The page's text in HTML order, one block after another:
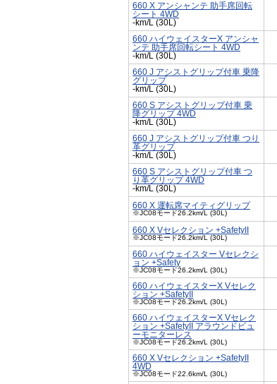
660 X アンシャンテ 助手席回転
シート 4WD
-km/L (30L)
660 ハイウェイスターX アンシャ
ンテ 助手席回転シート 4WD
-km/L (30L)
660 J アシストグリップ付車 乗降
グリップ
-km/L (30L)
660 S アシストグリップ付車 乗
降グリップ 4WD
-km/L (30L)
660 J アシストグリップ付車 つり
革グリップ
-km/L (30L)
660 S アシストグリップ付車 つ
り革グリップ 4WD
-km/L (30L)
660 X 運転席マイティグリップ
※JC08モード26.2km/L (30L)
660 X Vセレクション +SafetyII
※JC08モード26.2km/L (30L)
660 ハイウェイスター Vセレクシ
ョン +Safety
※JC08モード26.2km/L (30L)
660 ハイウェイスターX Vセレク
ション +SafetyII
※JC08モード26.2km/L (30L)
660 ハイウェイスターX Vセレク
ション +SafetyII アラウンドビュ
ーモニターレス
※JC08モード26.2km/L (30L)
660 X Vセレクション +SafetyII
4WD
※JC08モード22.6km/L (30L)